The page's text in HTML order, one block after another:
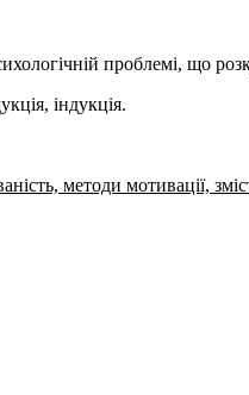
проблемі, що
індукція.
методи мотивації,